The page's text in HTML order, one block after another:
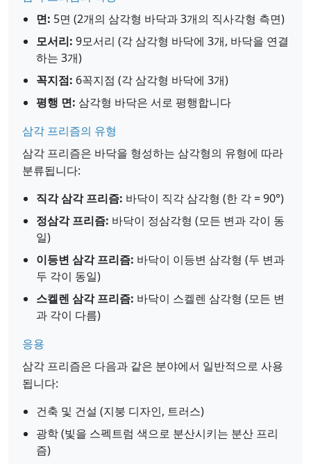
면: 5면 (2개의 삼각형 바닥과 3개의 직사각형 측면)
모서리: 9모서리 (각 삼각형 바닥에 3개, 바닥을 연결
하는 3개)
꼭지점: 6꼭지점 (각 삼각형 바닥에 3개)
평행 면: 삼각형 바닥은 서로 평행합니다
삼각 프리즘의 유형
삼각 프리즘은 바닥을 형성하는 삼각형의 유형에 따라
분류됩니다:
직각 삼각 프리즘: 바닥이 직각 삼각형 (한 각 = 90°)
정삼각 프리즘: 바닥이 정삼각형 (모든 변과 각이 동
일)
이등변 삼각 프리즘: 바닥이 이등변 삼각형 (두 변과
두 각이 동일)
스켈렌 삼각 프리즘: 바닥이 스켈렌 삼각형 (모든 변
과 각이 다름)
응용
삼각 프리즘은 다음과 같은 분야에서 일반적으로 사용
됩니다:
건축 및 건설 (지붕 디자인, 트러스)
광학 (빛을 스펙트럼 색으로 분산시키는 분산 프리
즘)